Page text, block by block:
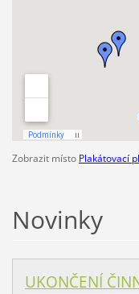
Zobrazit místo Plakátovací
Novinky
UKONČENÍ